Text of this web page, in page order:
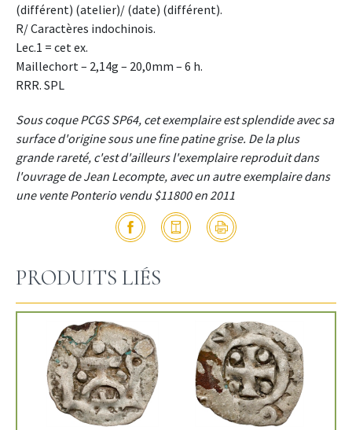
(différent) (atelier)/ (date) (différent).
R/ Caractères indochinois.
Lec.1 = cet ex.
Maillechort – 2,14g – 20,0mm – 6 h.
RRR. SPL
Sous coque PCGS SP64, cet exemplaire est splendide avec sa
surface d'origine sous une fine patine grise. De la plus
grande rareté, c'est d'ailleurs l'exemplaire reproduit dans
l'ouvrage de Jean Lecompte, avec un autre exemplaire dans
une vente Ponterio vendu $11800 en 2011
PRODUITS LIÉS